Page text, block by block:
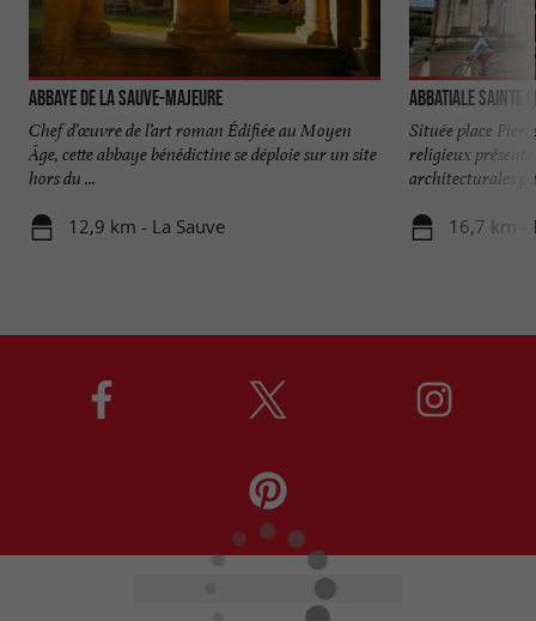
Abbaye de La Sauve-Majeure
Chef d’œuvre de l’art roman Édifiée au Moyen
Âge, cette abbaye bénédictine se déploie sur un site
hors du ...
12,9 km - La Sauve
Abbatiale Sainte
Située place
religieux
architecturales
16,7 km -